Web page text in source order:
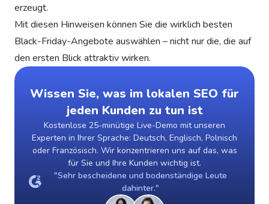
erzeugt.
Mit diesen Hinweisen können Sie die wirklich besten
Black-Friday-Angebote auswählen – nicht nur die, die auf
den ersten Blick attraktiv wirken.
Wissen Sie, was im lokalen SEO für
jeden Kunden zu tun ist
Kostenlose 25-minütige Live-Demo mit unseren
Experten in Ihrer Sprache: Deutsch, Englisch, Polnisch
oder Französisch. Wir konzentrieren uns auf das, was
für Sie und Ihre Kunden wichtig ist.
"Sehr bescheidene und bodenständige Leute
dahinter."